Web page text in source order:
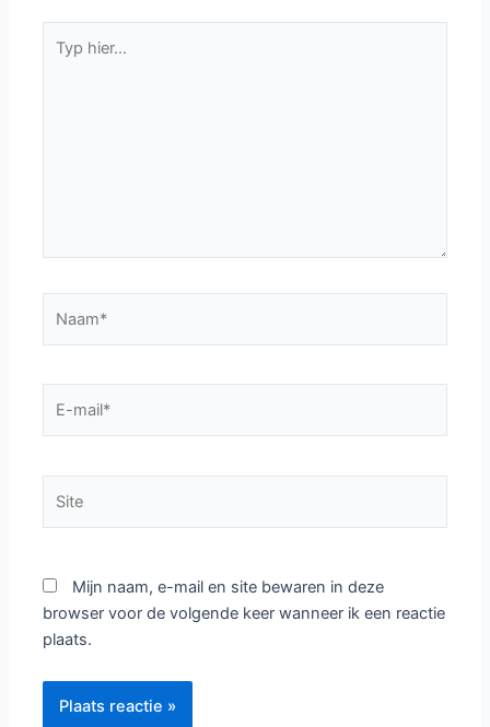
hier...
Mijn naam, e-mail en site bewaren in deze
browser voor de volgende keer wanneer ik een reactie
plaats.